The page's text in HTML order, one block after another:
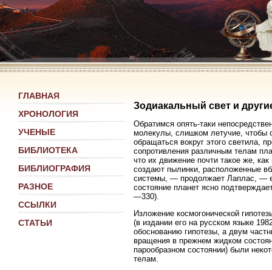
ГЛАВНАЯ
ХРОНОЛОГИЯ
УЧЕНЫЕ
БИБЛИОТЕКА
БИБЛИОГРАФИЯ
РАЗНОЕ
ССЫЛКИ
СТАТЬИ
Зодиакальный свет и
Обратимся опять-таки
молекулы, слишком летучие, чтобы
обращаться вокруг этого светила,
сопротивления различным телам
что их движение почти такое же,
создают пылинки, расположенные
системы, — продолжает Лаплас, —
состояние планет ясно
—330).
Изложение космогонической
(в издании его на русском языке
обоснованию гипотезы, а двум
вращения в прежнем жидком
парообразном состоянии) были
телам.